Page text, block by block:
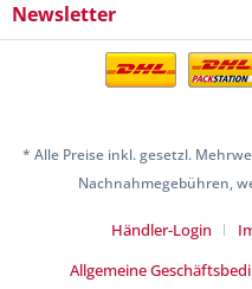
Newsletter
* Alle Preise inkl. gesetzl.
Nachnahmegebühren,
Händler-Login
Allgemeine